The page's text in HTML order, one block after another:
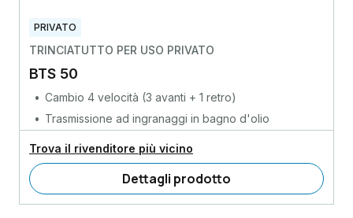
PRIVATO
TRINCIATUTTO PER USO PRIVATO
BTS 50
Cambio 4 velocità (3 avanti + 1 retro)
Trasmissione ad ingranaggi in bagno d'olio
Trova il rivenditore più vicino
Dettagli prodotto